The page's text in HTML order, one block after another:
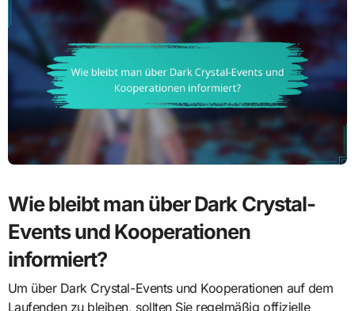
Wie bleibt man über Dark Crystal-
Events und Kooperationen
informiert?
Um über Dark Crystal-Events und Kooperationen auf dem
Laufenden zu bleiben, sollten Sie regelmäßig offizielle